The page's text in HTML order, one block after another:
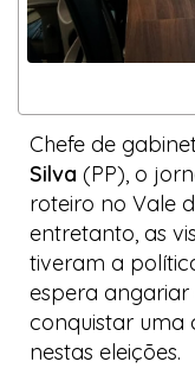
Chefe de
Silva (PP), o
roteiro no Vale
entretanto, as
tiveram a
espera
conquistar uma
nestas eleições.